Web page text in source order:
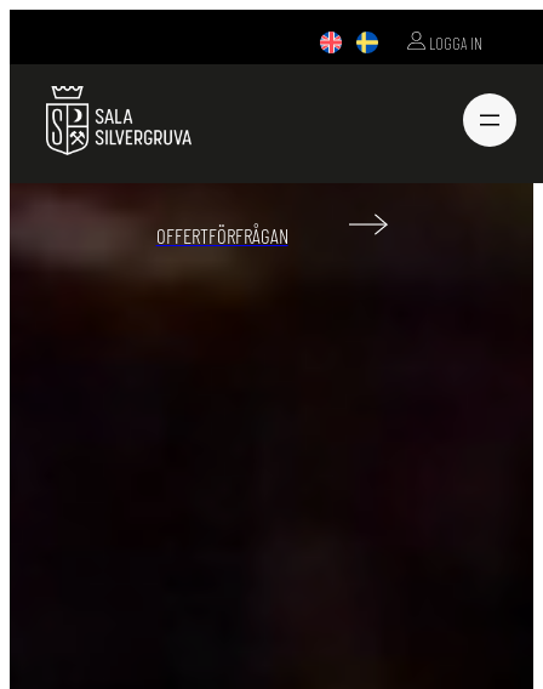
LOGGA IN
VÄLKOMMEN TILL
EN HISTORISK RESA
OFFERTFÖRFRÅGAN